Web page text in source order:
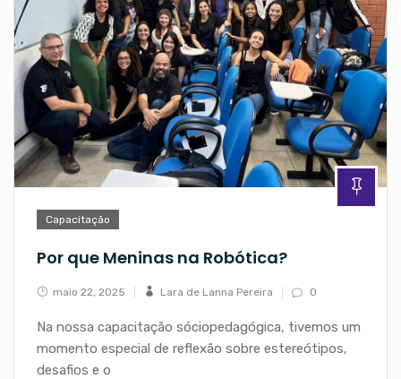
Capacitação
Por que Meninas na Robótica?
maio 22, 2025 Lara de Lanna Pereira 0
Na nossa capacitação sóciopedagógica, tivemos um
momento especial de reflexão sobre estereótipos,
desafios e o